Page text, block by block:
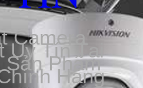
Camera
Uy Tín Tại
Phẩm
Hãng